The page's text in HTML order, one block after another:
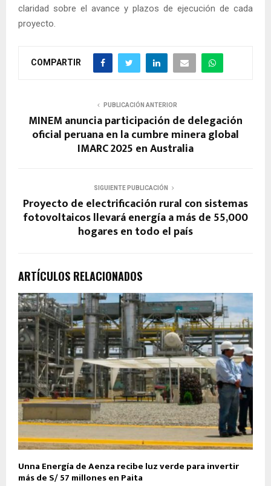
claridad sobre el avance y plazos de ejecución de cada
proyecto.
COMPARTIR
PUBLICACIÓN ANTERIOR
MINEM anuncia participación de delegación
oficial peruana en la cumbre minera global
IMARC 2025 en Australia
SIGUIENTE PUBLICACIÓN
Proyecto de electrificación rural con sistemas
fotovoltaicos llevará energía a más de 55,000
hogares en todo el país
ARTÍCULOS RELACIONADOS
Unna Energía de Aenza recibe luz verde para invertir
más de S/ 57 millones en Paita